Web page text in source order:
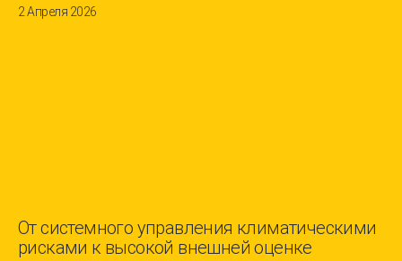
2 Апреля 2026
От системного управления климатическими
рисками к высокой внешней оценке